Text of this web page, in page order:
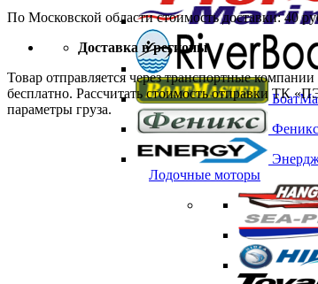
Феникс
Лодочные моторы
По Московской области стоимость доставки: 40
Доставка в регионы
Товар отправляется через транспортные
бесплатно. Рассчитать стоимость отправки ТК
параметры груза.